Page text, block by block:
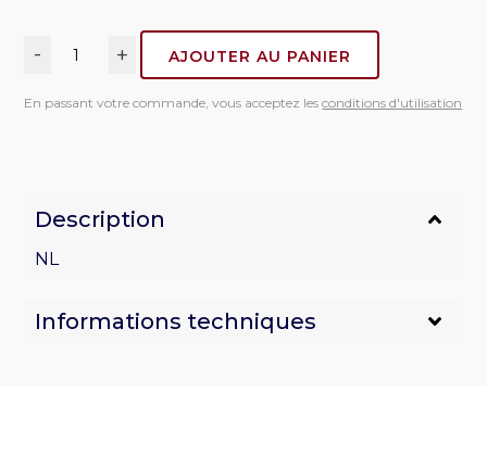
-
Câble
+ AJOUTER AU PANIER
En passant votre commande, vous acceptez lesconditions d'utilisation
Description
NL
Informations techniques